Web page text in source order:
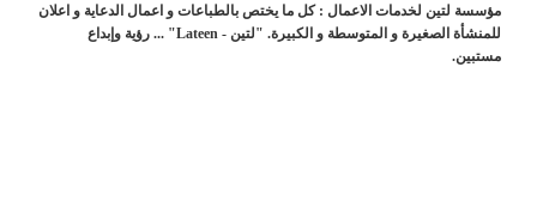
مؤسسة لتين لخدمات الاعمال : كل ما يختص بالطباعات و اعمال الدعاية و اعلان
للمنشأة الصغيرة و المتوسطة و الكبيرة. "لتين - Lateen" ... رؤية وإبداع
مستبين.